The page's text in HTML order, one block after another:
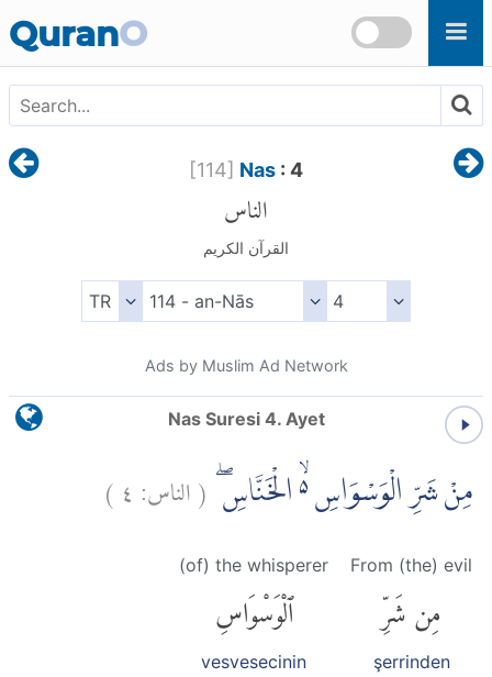
QuranO
[114] Nas: 4
الناس
القرآن الكريم
Ads by Muslim Ad Network
Nas Suresi 4. Ayet
مِنْ شَرِّ الْوَسْوَاسِ ەۙ الْخَنَّاسِۖ (الناس: ٤)
From (the) evil
مِن شَرِّ
şerrinden
(of) the whisperer
ٱلْوَسْوَاسِ
vesvesecinin